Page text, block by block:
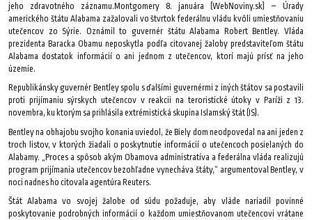
jeho zdravotného záznamu.Montgomery 8. januára (WebNoviny.sk) – Úrady
amerického štátu Alabama zažalovali vo štvrtok federálnu vládu kvôli umiestňovaniu
utečencov zo Sýrie. Oznámil to guvernér štátu Alabama Robert Bentley. Vláda
prezidenta Baracka Obamu neposkytla podľa citovanej žaloby predstaviteľom štátu
Alabama dostatok informácií o ani jednom z utečencov, ktorí majú prísť na jeho
územie.
Republikánsky guvernér Bentley spolu s ďalšími guvernérmi z iných štátov sa postavili
proti prijímaniu sýrskych utečencov v reakcii na teroristické útoky v Paríži z 13.
novembra, ku ktorým sa prihlásila extrémistická skupina Islamský štát (IS).
Bentley na obhajobu svojho konania uviedol, že Biely dom neodpovedal na ani jeden z
troch listov, v ktorých žiadali o poskytnutie informácií o utečencoch posielaných do
Alabamy. „Proces a spôsob akým Obamova administratíva a federálna vláda realizujú
program prijímania utečencov bezohľadne vynecháva štáty,“ argumentoval Bentley, v
noci nadnes ho citovala agentúra Reuters.
Štát Alabama vo svojej žalobe od súdu požaduje, aby vláde nariadil povinné
poskytovanie podrobných informácií o každom umiestňovanom utečencovi vrátane